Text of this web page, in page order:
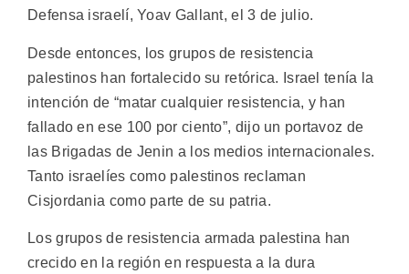
Defensa israelí, Yoav Gallant, el 3 de julio.
Desde entonces, los grupos de resistencia
palestinos han fortalecido su retórica. Israel tenía la
intención de “matar cualquier resistencia, y han
fallado en ese 100 por ciento”, dijo un portavoz de
las Brigadas de Jenin a los medios internacionales.
Tanto israelíes como palestinos reclaman
Cisjordania como parte de su patria.
Los grupos de resistencia armada palestina han
crecido en la región en respuesta a la dura